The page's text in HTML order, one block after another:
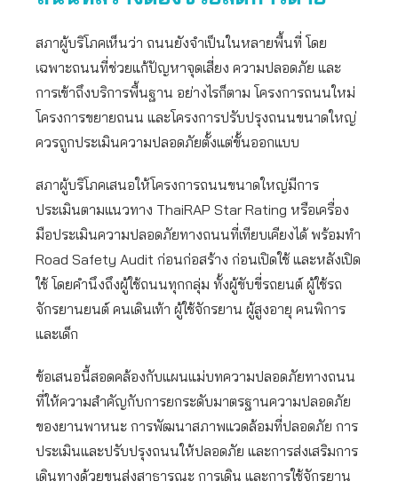
สภาผู้บริโภคเห็นว่า ถนนยังจำเป็นในหลายพื้นที่ โดย
เฉพาะถนนที่ช่วยแก้ปัญหาจุดเสี่ยง ความปลอดภัย และ
การเข้าถึงบริการพื้นฐาน อย่างไรก็ตาม โครงการถนนใหม่
โครงการขยายถนน และโครงการปรับปรุงถนนขนาดใหญ่
ควรถูกประเมินความปลอดภัยตั้งแต่ขั้นออกแบบ
สภาผู้บริโภคเสนอให้โครงการถนนขนาดใหญ่มีการ
ประเมินตามแนวทาง ThaiRAP Star Rating หรือเครื่อง
มือประเมินความปลอดภัยทางถนนที่เทียบเคียงได้ พร้อมทำ
Road Safety Audit ก่อนก่อสร้าง ก่อนเปิดใช้ และหลังเปิด
ใช้ โดยคำนึงถึงผู้ใช้ถนนทุกกลุ่ม ทั้งผู้ขับขี่รถยนต์ ผู้ใช้รถ
จักรยานยนต์ คนเดินเท้า ผู้ใช้จักรยาน ผู้สูงอายุ คนพิการ
และเด็ก
ข้อเสนอนี้สอดคล้องกับแผนแม่บทความปลอดภัยทางถนน
ที่ให้ความสำคัญกับการยกระดับมาตรฐานความปลอดภัย
ของยานพาหนะ การพัฒนาสภาพแวดล้อมที่ปลอดภัย การ
ประเมินและปรับปรุงถนนให้ปลอดภัย และการส่งเสริมการ
เดินทางด้วยขนส่งสาธารณะ การเดิน และการใช้จักรยาน